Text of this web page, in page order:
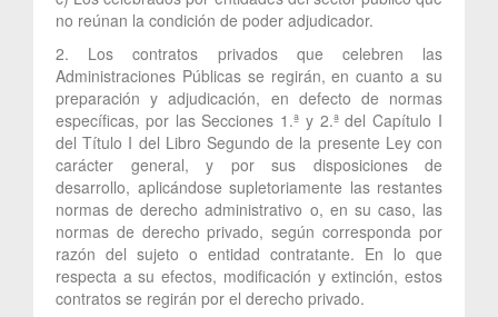
no reúnan la condición de poder adjudicador.
2. Los contratos privados que celebren las
Administraciones Públicas se regirán, en cuanto a su
preparación y adjudicación, en defecto de normas
específicas, por las Secciones 1.ª y 2.ª del Capítulo I
del Título I del Libro Segundo de la presente Ley con
carácter general, y por sus disposiciones de
desarrollo, aplicándose supletoriamente las restantes
normas de derecho administrativo o, en su caso, las
normas de derecho privado, según corresponda por
razón del sujeto o entidad contratante. En lo que
respecta a su efectos, modificación y extinción, estos
contratos se regirán por el derecho privado.